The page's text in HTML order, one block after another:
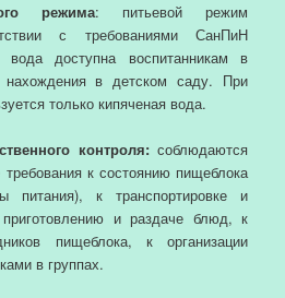
режима: питьевой режим
с требованиями СанПиН
вода доступна воспитанникам в
нахождения в детском саду. При
только кипяченая вода.
контроля:соблюдаются
к состоянию пищеблока
питания), к транспортировке и
и раздаче блюд, к
пищеблока, к организации
в группах.